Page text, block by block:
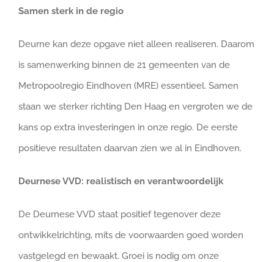
Samen sterk in de regio
Deurne kan deze opgave niet alleen realiseren. Daarom
is samenwerking binnen de 21 gemeenten van de
Metropoolregio Eindhoven (MRE) essentieel. Samen
staan we sterker richting Den Haag en vergroten we de
kans op extra investeringen in onze regio. De eerste
positieve resultaten daarvan zien we al in Eindhoven.
Deurnese VVD: realistisch en verantwoordelijk
De Deurnese VVD staat positief tegenover deze
ontwikkelrichting, mits de voorwaarden goed worden
vastgelegd en bewaakt. Groei is nodig om onze